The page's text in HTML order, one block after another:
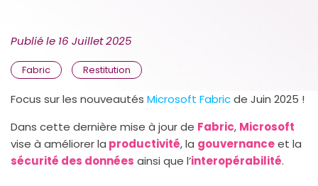
Publié le 16 Juillet 2025
Fabric Restitution
Focus sur les nouveautés Microsoft Fabricde Juin 2025 !
Dans cette dernière mise à jour de Fabric, Microsoft
vise à améliorer la productivité, la gouvernanceet la
sécurité des données ainsi que l’interopérabilité.